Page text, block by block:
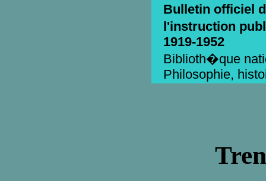
Bulletin officiel
l'instruction
1919-1952
Biblioth�que
Philosophie,